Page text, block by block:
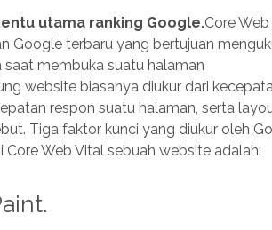
utama ranking Google.Core
Google terbaru yang bertujuan
membuka suatu halaman
website biasanya diukur dari
respon suatu halaman, serta
Tiga faktor kunci yang diukur oleh
Web Vital sebuah website adalah: